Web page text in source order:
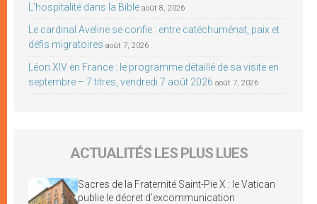
L’hospitalité dans la Bible août 8, 2026
Le cardinal Aveline se confie : entre catéchuménat, paix et
défis migratoires août 7, 2026
Léon XIV en France : le programme détaillé de sa visite en
septembre – 7 titres, vendredi 7 août 2026 août 7, 2026
ACTUALITÉS LES PLUS LUES
Sacres de la Fraternité Saint-Pie X : le Vatican
publie le décret d’excommunication